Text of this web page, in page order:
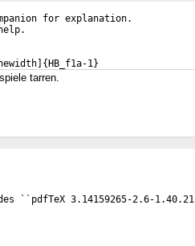
for explanation.
1}
tarren.
``pdfTeX 3.14159265-2.6-1.40.21